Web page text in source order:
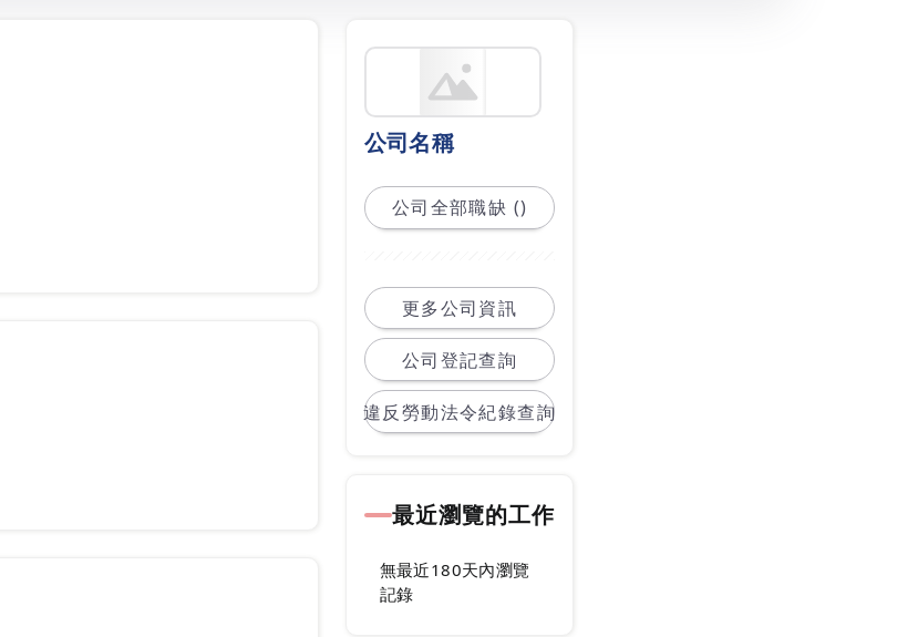
公司名稱
公司全部職缺 ()
更多公司資訊
公司登記查詢
違反勞動法令紀錄查詢
最近瀏覽的工作
無最近180天內瀏覽
記錄